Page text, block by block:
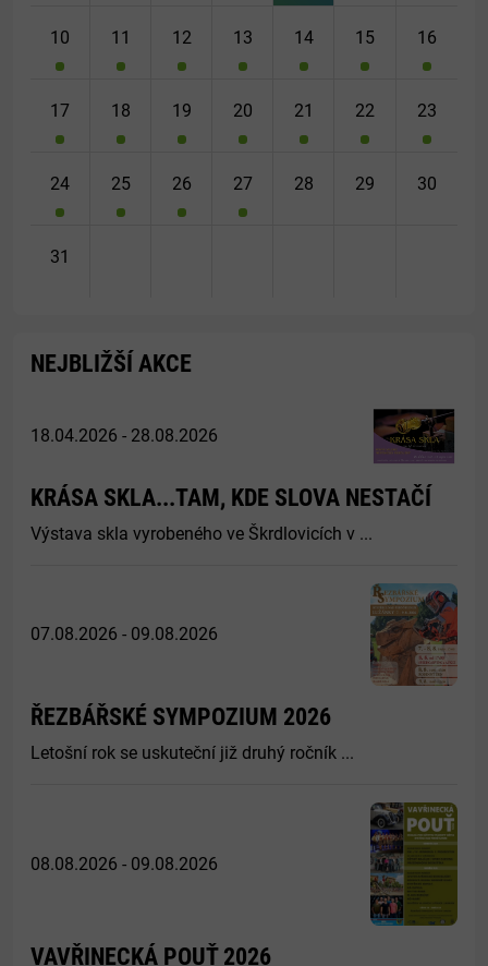
10 11 12 13 14 15 16
17 18 19 20 21 22 23
24 25 26 27 28 29 30
31
NEJBLIŽŠÍ AKCE
18.04.2026 - 28.08.2026
KRÁSA SKLA...TAM, KDE SLOVA NESTAČÍ
Výstava skla vyrobeného ve Škrdlovicích v ...
07.08.2026 - 09.08.2026
ŘEZBÁŘSKÉ SYMPOZIUM 2026
Letošní rok se uskuteční již druhý ročník ...
08.08.2026 - 09.08.2026
VAVŘINECKÁ POUŤ 2026